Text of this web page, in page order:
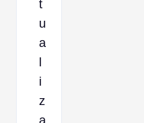
t
u
a
i
z
a